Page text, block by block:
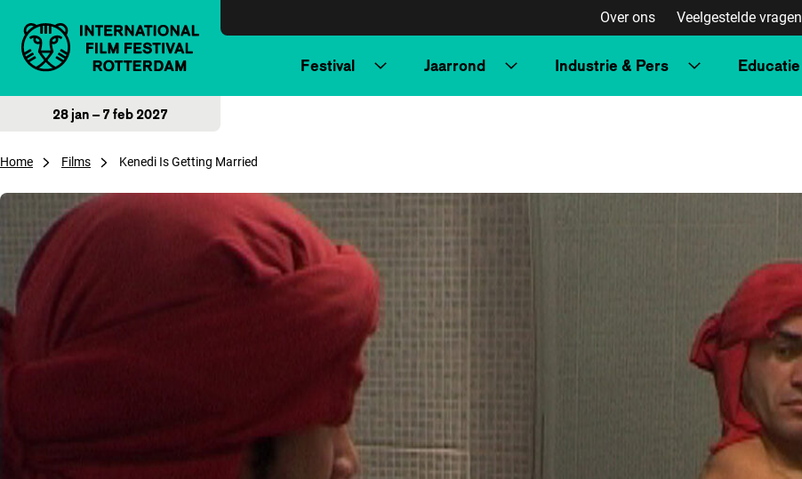
Over ons Veelgestelde vragen
Festival Jaarrond Industrie & Pers Educatie
28 jan – 7 feb 2027
Home Films Kenedi Is Getting Married